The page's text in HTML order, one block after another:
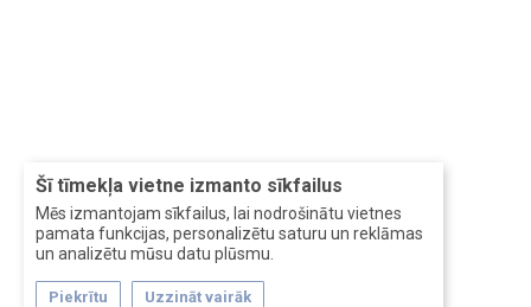
Šī tīmekļa vietne izmanto sīkfailus
Mēs izmantojam sīkfailus, lai nodrošinātu vietnes
pamata funkcijas, personalizētu saturu un reklāmas
un analizētu mūsu datu plūsmu.
Piekrītu Uzzināt vairāk